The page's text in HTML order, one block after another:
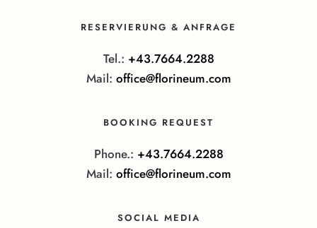
RESERVIERUNG & ANFRAGE
Tel.: +43.7664.2288
Mail: office@florineum.com
BOOKING REQUEST
Phone.: +43.7664.2288
Mail: office@florineum.com
SOCIAL MEDIA